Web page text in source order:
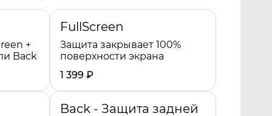
+
Back
FullScreen
Защита закрывает 100%
поверхности экрана
1 399 ₽
Back - Защита задней